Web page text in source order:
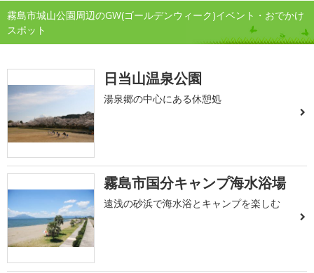
霧島市城山公園周辺のGW(ゴールデンウィーク)イベント・おでかけ
スポット
日当山温泉公園
湯泉郷の中心にある休憩処
霧島市国分キャンプ海水浴場
遠浅の砂浜で海水浴とキャンプを楽しむ